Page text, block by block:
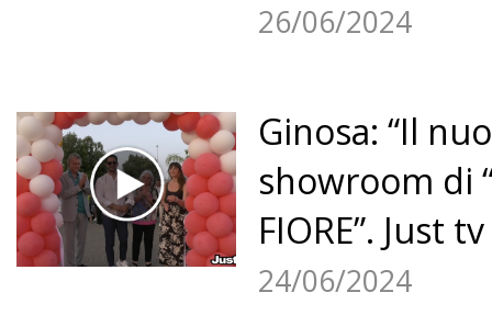
26/06/2024
Ginosa: “Il
showroom di
FIORE”. Just tv
24/06/2024